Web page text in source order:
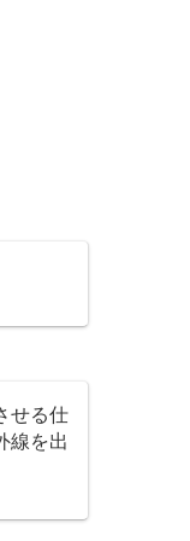
せる仕
線を出